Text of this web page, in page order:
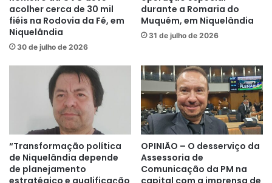
acolher cerca de 30 mil
fiéis na Rodovia da Fé, em
Niquelândia
30 de julho de 2026
durante a Romaria do
Muquém, em Niquelândia
31 de julho de 2026
“Transformação política
de Niquelândia depende
de planejamento
estratégico e qualificação
OPINIÃO – O desserviço da
Assessoria de
Comunicação da PM na
capital com a imprensa de